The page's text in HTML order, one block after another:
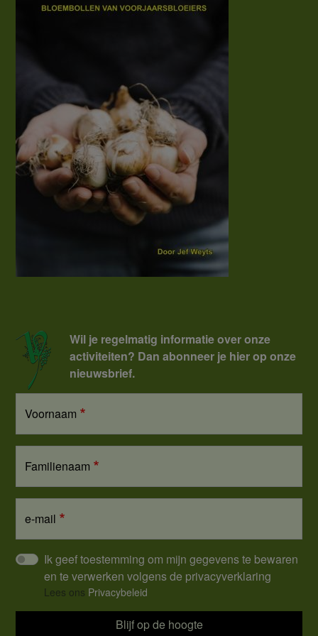
Wil je regelmatig informatie over onze
activiteiten? Dan abonneer je hier op onze
nieuwsbrief.
Voornaam
Familienaam
e-mail
Ik geef toestemming om mijn gegevens te bewaren
en te verwerken volgens de privacyverklaring
Lees ons Privacybeleid
Blijf op de hoogte